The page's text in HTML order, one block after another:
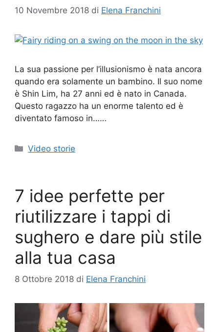
10 Novembre 2018 di Elena Franchini
La sua passione per l’illusionismo è nata ancora
quando era solamente un bambino. Il suo nome
è Shin Lim, ha 27 anni ed è nato in Canada.
Questo ragazzo ha un enorme talento ed è
diventato famoso in……
Categorie
Video storie
7 idee perfette per
riutilizzare i tappi di
sughero e dare più stile
alla tua casa
8 Ottobre 2018 di Elena Franchini